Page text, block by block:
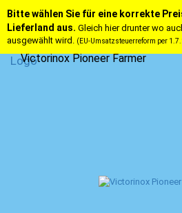
Bitte wählen Sie für eine korrekte
Lieferland aus. Gleich hier drunter wo
ausgewählt wird. (EU-Umsatzsteuerreform per
Victorinox Pioneer Farmer